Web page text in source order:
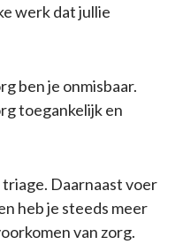
werk dat jullie
ben je onmisbaar.
toegankelijk en
Daarnaast voer
heb je steeds meer
van zorg.